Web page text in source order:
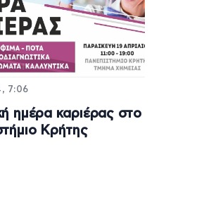
7:06
ημέρα καριέρας στο
Κρήτης